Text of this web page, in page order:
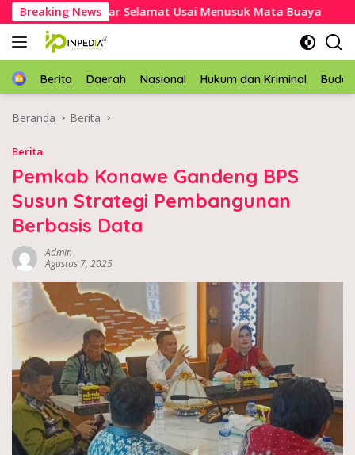
Langsung
ke
konten
Breaking News
Asal Mubar Selamat Usai Menusuk Mata Buaya
HomeBerita Daerah Nasional Hukum dan Kriminal
Beranda Berita
Berita
Pemkab Konawe Gandeng BPS
Susun Strategi Pembangunan
Berbasis Data
Admin
Agustus 7, 2025